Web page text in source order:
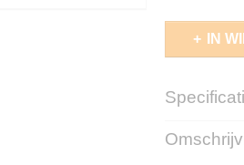
IN
EAN code